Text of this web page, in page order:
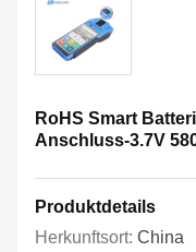
RoHS Smart
Anschluss-3.7V
Produktdetails
Herkunftsort: China